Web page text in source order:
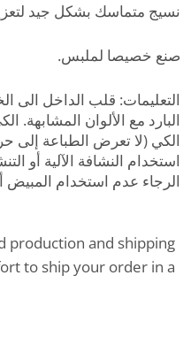
نسيج متماسك بشكل جيد
صنع خصيصا لملبس.
التعليمات: قلب الداخل الى
البارد مع الألوان المشابهة.
الكي (لا تعرض الطباعة إلى
استخدام النشافة الآلية أو
الرجاء عدم استخدام المبيض
production and shipping
to ship your order in a